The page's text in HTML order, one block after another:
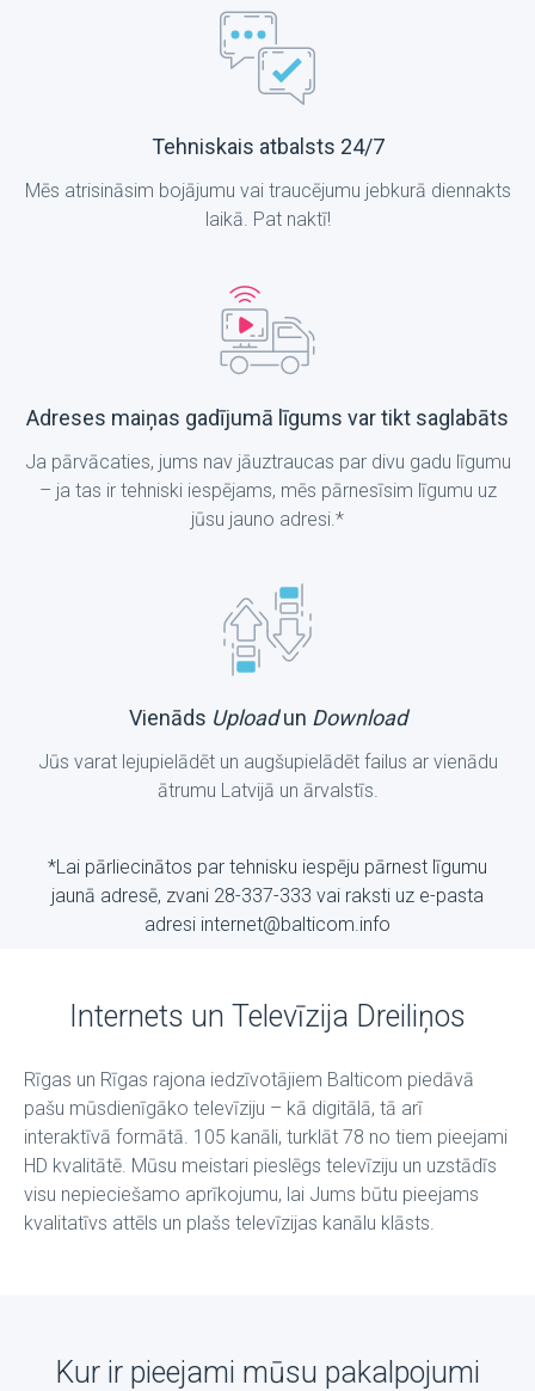
Tehniskais atbalsts 24/7
Mēs atrisināsim bojājumu vai traucējumu jebkurā diennakts
laikā. Pat naktī!
Adreses maiņas gadījumā līgums var tikt saglabāts
Ja pārvācaties, jums nav jāuztraucas par divu gadu līgumu
– ja tas ir tehniski iespējams, mēs pārnesīsim līgumu uz
jūsu jauno adresi.*
Vienāds Uploadun Download
Jūs varat lejupielādēt un augšupielādēt failus ar vienādu
ātrumu Latvijā un ārvalstīs.
*Lai pārliecinātos par tehnisku iespēju pārnest līgumu
jaunā adresē, zvani 28-337-333 vai raksti uz е-pasta
adresi internet@balticom.info
Internets un Televīzija Dreiliņos
Rīgas un Rīgas rajona iedzīvotājiem Balticom piedāvā
pašu mūsdienīgāko televīziju – kā digitālā, tā arī
interaktīvā formātā. 105 kanāli, turklāt 78 no tiem pieejami
HD kvalitātē. Mūsu meistari pieslēgs televīziju un uzstādīs
visu nepieciešamo aprīkojumu, lai Jums būtu pieejams
kvalitatīvs attēls un plašs televīzijas kanālu klāsts.
Kur ir pieejami mūsu pakalpojumi